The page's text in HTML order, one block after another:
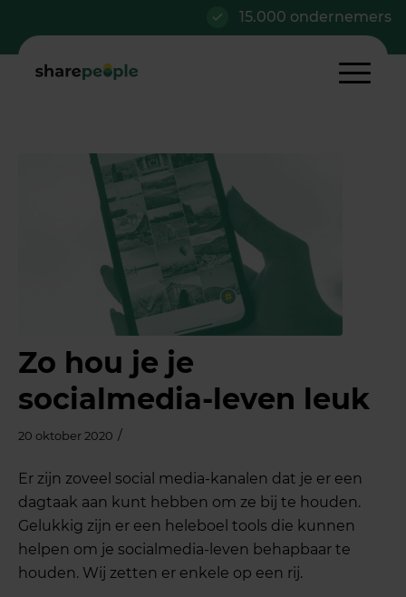
15.000 ondernemers
Zo hou je je
socialmedia-leven leuk
20 oktober 2020 /
Er zijn zoveel social media-kanalen dat je er een
dagtaak aan kunt hebben om ze bij te houden.
Gelukkig zijn er een heleboel tools die kunnen
helpen om je socialmedia-leven behapbaar te
houden. Wij zetten er enkele op een rij.